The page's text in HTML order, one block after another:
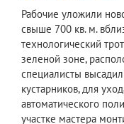
Рабочие уложили
свыше 700 кв. м.
технологический
зеленой зоне,
специалисты
кустарников, для
автоматического
участке мастера